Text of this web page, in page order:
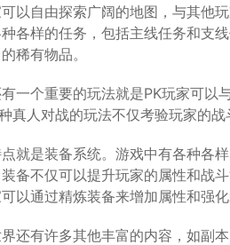
以自由探索广阔的地图，与其他
各样的任务，包括主线任务和支
稀有物品。
一个重要的玩法就是PK玩家可
真人对战的玩法不仅考验玩家的
就是装备系统。游戏中有各种各
备不仅可以提升玩家的属性和战
以通过精炼装备来增加属性和强化
还有许多其他丰富的内容，如副